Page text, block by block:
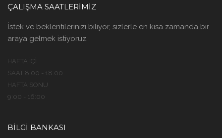
ÇALIŞMA SAATLERIMIZ
İstek ve beklentilerinizi biliyor, sizlerle en kısa zamanda bir
araya gelmek istiyoruz.
HAFTA İÇI
SAAT 8:00 - 18:00
HAFTA SONU
9:00 - 16:00
BILGI BANKASI